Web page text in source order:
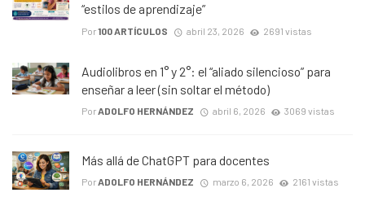
“estilos de aprendizaje”
Por100 ARTÍCULOS abril 23, 2026 2691 vistas
Audiolibros en 1° y 2°: el “aliado silencioso” para
enseñar a leer (sin soltar el método)
PorADOLFO HERNÁNDEZ abril 6, 2026 3069 vistas
Más allá de ChatGPT para docentes
PorADOLFO HERNÁNDEZ marzo 6, 2026 2161 vistas